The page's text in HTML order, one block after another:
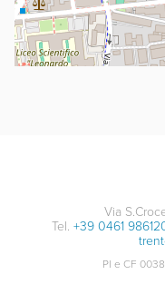
Via
Tel. +39 0461
PI e CF